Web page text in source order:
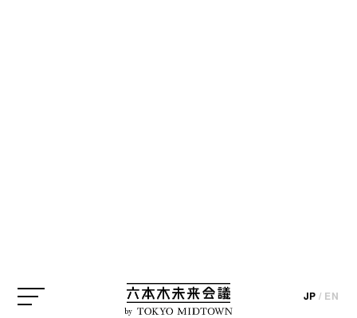
by
JP / EN
デザイナー
安藤北斗